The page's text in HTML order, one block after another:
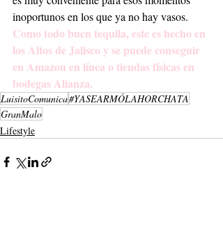
inoportunos en los que ya no hay vasos.
Como todo buen tequila, este es hecho en
los Altos de Jalisco y se puede conseguir
en Amazon en línea o tiendas físicas en
bodegas Alianza.
LuisitoComunica#YASEARMÓLAHORCHATA
GranMalo
Lifestyle